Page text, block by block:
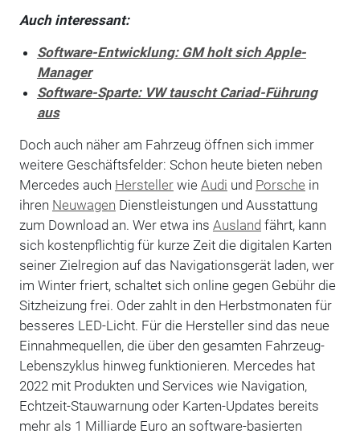
Auch interessant:
Software-Entwicklung: GM holt sich Apple-
Manager
Software-Sparte: VW tauscht Cariad-Führung
aus
Doch auch näher am Fahrzeug öffnen sich immer
weitere Geschäftsfelder: Schon heute bieten neben
Mercedes auch Herstellerwie Audi und Porsche in
ihren Neuwagen Dienstleistungen und Ausstattung
zum Download an. Wer etwa ins Ausland fährt, kann
sich kostenpflichtig für kurze Zeit die digitalen Karten
seiner Zielregion auf das Navigationsgerät laden, wer
im Winter friert, schaltet sich online gegen Gebühr die
Sitzheizung frei. Oder zahlt in den Herbstmonaten für
besseres LED-Licht. Für die Hersteller sind das neue
Einnahmequellen, die über den gesamten Fahrzeug-
Lebenszyklus hinweg funktionieren. Mercedes hat
2022 mit Produkten und Services wie Navigation,
Echtzeit-Stauwarnung oder Karten-Updates bereits
mehr als 1 Milliarde Euro an software-basierten